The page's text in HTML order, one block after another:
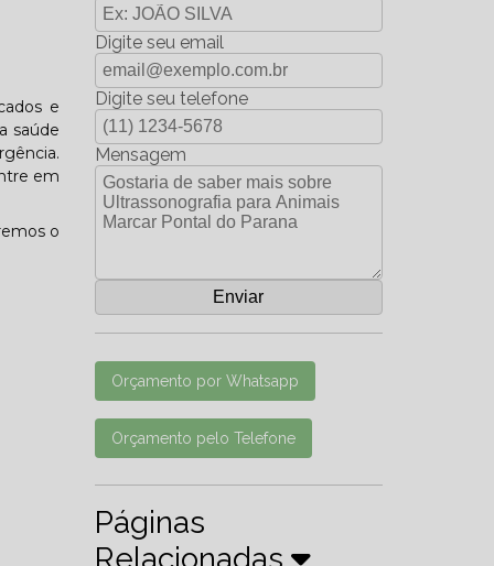
e
saúde
em
o
Digite seu email
Digite seu telefone
Mensagem
Orçamento por Whatsapp
Orçamento pelo Telefone
Páginas